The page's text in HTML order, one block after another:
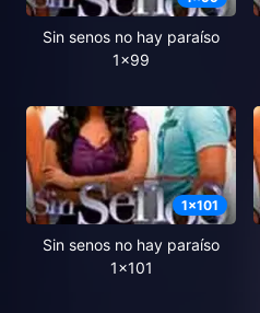
Sin senos no hay paraíso
1x99
1x101
Sin senos no hay paraíso
1x101